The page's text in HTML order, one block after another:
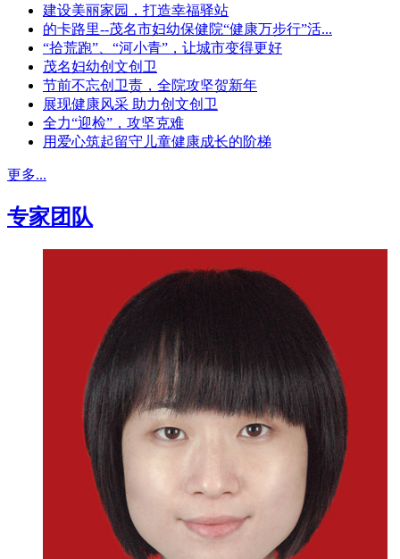
建设美丽家园，打造幸福驿站
的卡路里--茂名市妇幼保健院“健康万步行”活...
“拾荒跑”、“河小青”，让城市变得更好
茂名妇幼创文创卫
节前不忘创卫责，全院攻坚贺新年
展现健康风采 助力创文创卫
全力“迎检”，攻坚克难
用爱心筑起留守儿童健康成长的阶梯
更多...
专家团队